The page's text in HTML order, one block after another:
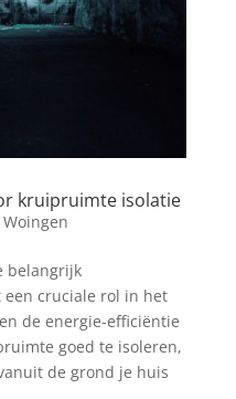
kruipruimte isolatie
Woingen
belangrijk
cruciale rol in het
de energie-efficiëntie
goed te isoleren,
de grond je huis